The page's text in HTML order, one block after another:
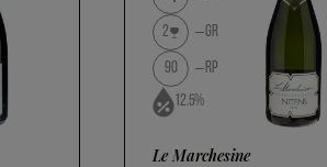
2 GR
90
RP
12.5%
Le Marchesine